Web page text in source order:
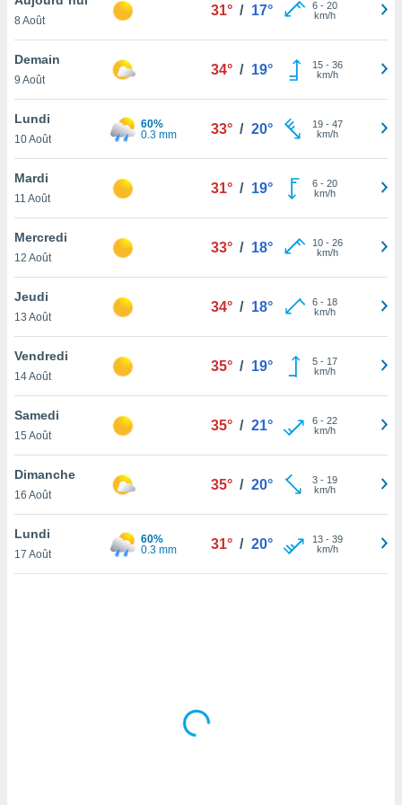
et
»,
au
vous
qu'ils
ou
le
ainsi
un
la
du
en
de
8 Août
31° / 17° 6- 20
km/h
Demain
9 Août
34° / 19° 15- 36
km/h
Lundi
10 Août
60%
0.3 mm
33° / 20° 19- 47
km/h
Mardi
11 Août
31° / 19° 6- 20
km/h
Mercredi
12 Août
33° / 18° 10- 26
km/h
Jeudi
13 Août
34° / 18° 6- 18
km/h
Vendredi
14 Août
35° / 19° 5- 17
km/h
Samedi
15 Août
35° / 21° 6- 22
km/h
Dimanche
16 Août
35° / 20° 3- 19
km/h
Lundi
17 Août
60%
0.3 mm
31° / 20° 13- 39
km/h